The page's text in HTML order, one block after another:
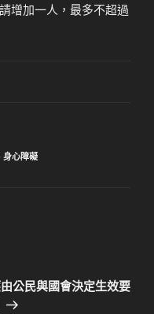
增加一人，最多不超過
身心障礙
公民與國會決定生效要